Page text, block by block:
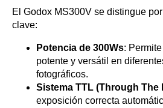
El Godox MS300V se distingue
clave:
Potencia de 300Ws:
potente y versátil en
fotográficos.
Sistema TTL (Through The
exposición correcta